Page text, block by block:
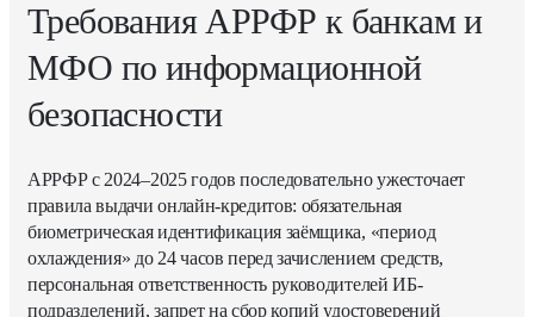
Требования АРРФР к банкам и
МФО по информационной
безопасности
АРРФР с 2024–2025 годов последовательно ужесточает
правила выдачи онлайн-кредитов: обязательная
биометрическая идентификация заёмщика, «период
охлаждения» до 24 часов перед зачислением средств,
персональная ответственность руководителей ИБ-
подразделений, запрет на сбор копий удостоверений